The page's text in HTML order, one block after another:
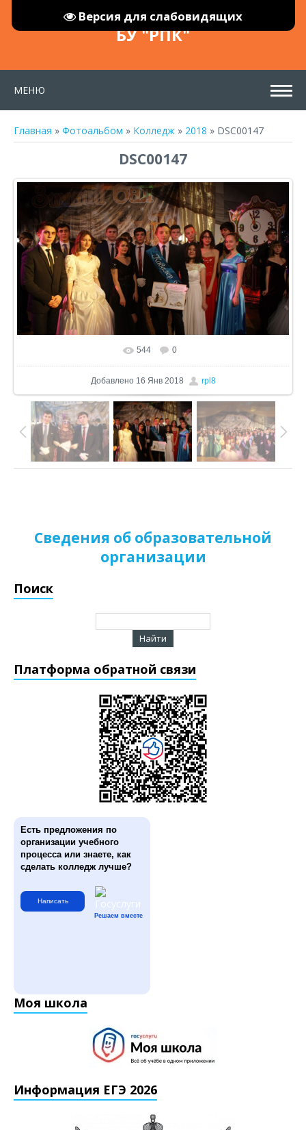
Версия для слабовидящих
БУ "РПК"
МЕНЮ
Главная » Фотоальбом » Колледж » 2018 » DSC00147
DSC00147
В реальном размере 1024x574
544 0
Добавлено16 Янв 2018 rpl8
Сведения об образовательной
организации
Поиск
Платформа обратной связи
Есть предложения по
организации учебного
процесса или знаете, как
сделать колледж лучше?
Написать
Решаем вместе
Моя школа
Информация ЕГЭ 2026